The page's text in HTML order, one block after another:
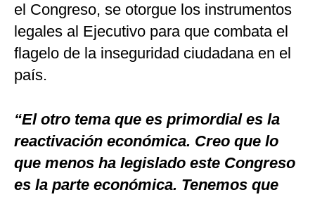
el Congreso, se otorgue los instrumentos
legales al Ejecutivo para que combata el
flagelo de la inseguridad ciudadana en el
país.
“El otro tema que es primordial es la
reactivación económica. Creo que lo
que menos ha legislado este Congreso
es la parte económica. Tenemos que